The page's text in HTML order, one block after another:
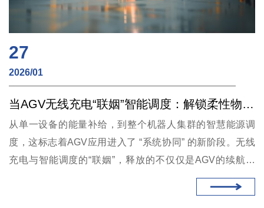
27
2026/01
当AGV无线充电“联姻”智能调度：解锁柔性物流的终极能量管理范式
从单一设备的能量补给，到整个机器人集群的智慧能源调
度，这标志着AGV应用进入了 “系统协同” 的新阶段。无线
充电与智能调度的“联姻”，释放的不仅仅是AGV的续航焦
虑，更是整个柔性物流系统在响应速度、资源利用率和运营